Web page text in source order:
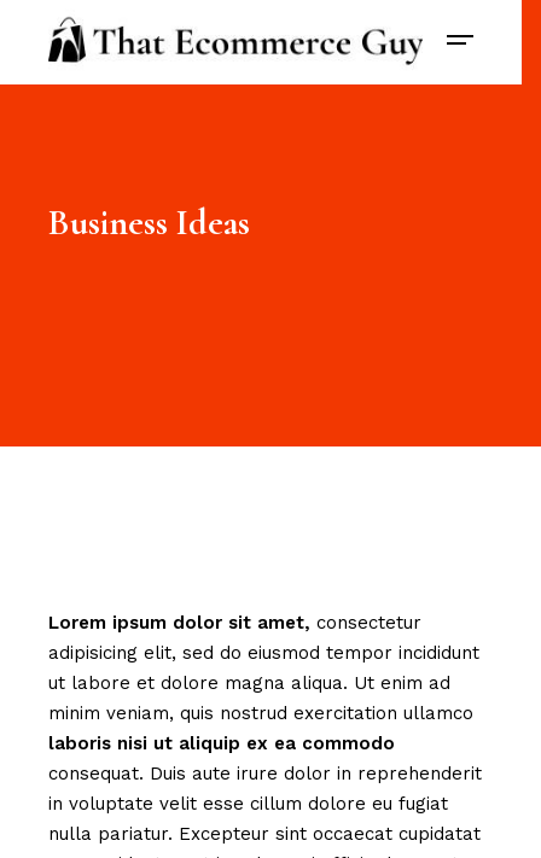
Business Ideas
Lorem ipsum dolor sit amet, consectetur
adipisicing elit, sed do eiusmod tempor incididunt
ut labore et dolore magna aliqua. Ut enim ad
minim veniam, quis nostrud exercitation ullamco
laboris nisi ut aliquip ex ea commodo
consequat. Duis aute irure dolor in reprehenderit
in voluptate velit esse cillum dolore eu fugiat
nulla pariatur. Excepteur sint occaecat cupidatat